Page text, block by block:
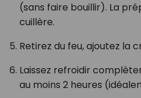
(sans faire bouillir). La
cuillère.
Retirez du feu, ajoutez la
Laissez refroidir
au moins 2 heures